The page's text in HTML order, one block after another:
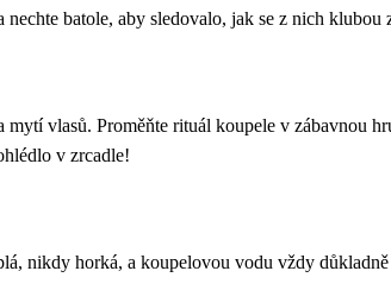
nechte batole, aby sledovalo, jak se z nich klubou
mytí vlasů. Proměňte rituál koupele v zábavnou
v zrcadle!
nikdy horká, a koupelovou vodu vždy